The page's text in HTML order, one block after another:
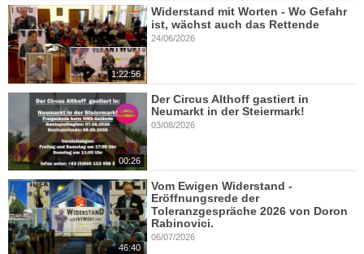
1:22:56
Widerstand mit Worten - Wo Gefahr
ist, wächst auch das Rettende
24/06/2026
00:26
Der Circus Althoff gastiert in
Neumarkt in der Steiermark!
03/08/2026
46:40
Vom Ewigen Widerstand -
Eröffnungsrede der
Toleranzgespräche 2026 von Doron
Rabinovici.
06/07/2026